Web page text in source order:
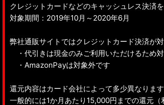
クレジットカードなどのキャッシュレス決済
対象期間：2019年10月～2020年6月
弊社通販サイトではクレジットカード決済が対
・代引きは現金のみご利用いただけるため
・AmazonPayは対象外です
還元内容はカード会社によって多少異なりま
一般的には1か月あたり15,000円までの還元